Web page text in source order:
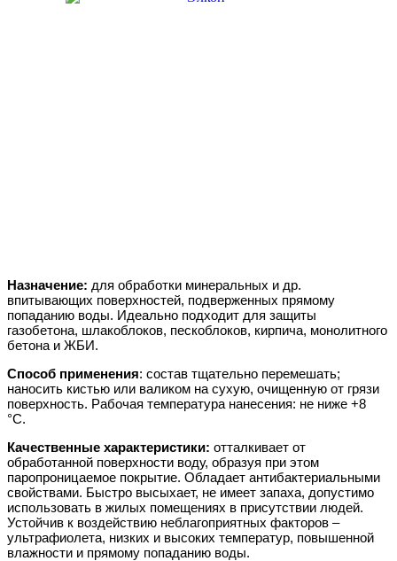
Назначение: для обработки минеральных и др.
впитывающих поверхностей, подверженных прямому
попаданию воды. Идеально подходит для защиты
газобетона, шлакоблоков, пескоблоков, кирпича, монолитного
бетона и ЖБИ.
Способ применения: состав тщательно перемешать;
наносить кистью или валиком на сухую, очищенную от грязи
поверхность. Рабочая температура нанесения: не ниже +8
°С.
Качественные характеристики: отталкивает от
обработанной поверхности воду, образуя при этом
паропроницаемое покрытие. Обладает антибактериальными
свойствами. Быстро высыхает, не имеет запаха, допустимо
использовать в жилых помещениях в присутствии людей.
Устойчив к воздействию неблагоприятных факторов –
ультрафиолета, низких и высоких температур, повышенной
влажности и прямому попаданию воды.